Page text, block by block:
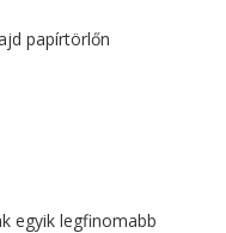
papírtörlőn
egyik legfinomabb